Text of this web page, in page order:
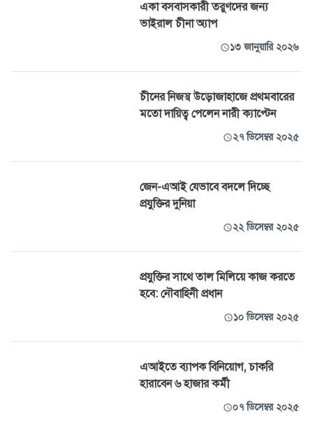
একা বসবাসকারী তরুণদের জন্য
ভাইরাল চীনা অ্যাপ
১৩ জানুয়ারি ২০২৬
চীনের নিজস্ব উড়োজাহাজে প্রথমবারের
মতো দায়িত্ব পেলেন নারী ক্যাপ্টেন
২৭ ডিসেম্বর ২০২৫
জেন-এআই যেভাবে বদলে দিচ্ছে
প্রযুক্তির দুনিয়া
২২ ডিসেম্বর ২০২৫
প্রযুক্তির সাথে তাল মিলিয়ে কাজ করতে
হবে: নৌবাহিনী প্রধান
১০ ডিসেম্বর ২০২৫
এআইতে ব্যাপক বিনিয়োগ, চাকরি
হারাবেন ৬ হাজার কর্মী
০৭ ডিসেম্বর ২০২৫